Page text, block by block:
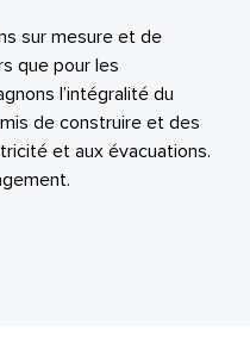
sur mesure et de
que pour les
l’intégralité du
de construire et des
et aux évacuations.